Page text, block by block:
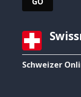
Schweizer